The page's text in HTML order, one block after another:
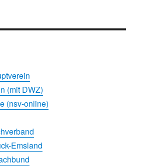
(mit DWZ)
(nsv-online)
Emsland